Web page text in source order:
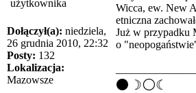
Dołączył(a): niedziela,
26 grudnia 2010, 22:32
Posty: 132
Lokalizacja:
Mazowsze
Wicca, ew. New
etniczna
Już w przypadku
o
⚫☽⚪☾